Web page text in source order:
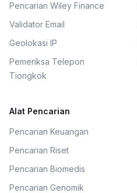
Pencarian Wiley Finance
Validator Email
Geolokasi IP
Pemeriksa Telepon
Tiongkok
Alat Pencarian
Pencarian Keuangan
Pencarian Riset
Pencarian Biomedis
Pencarian Genomik